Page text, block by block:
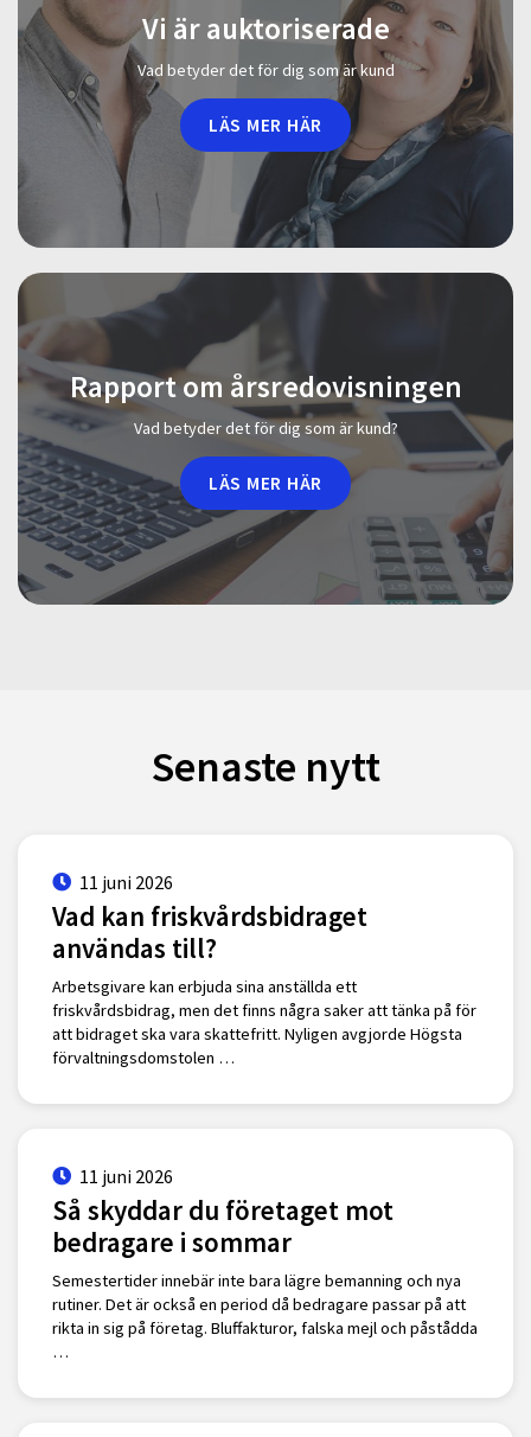
Vi är auktoriserade
Vad betyder det för dig som är kund
LÄS MER HÄR
Rapport om årsredovisningen
Vad betyder det för dig som är kund?
LÄS MER HÄR
Senaste nytt
11 juni 2026
Vad kan friskvårdsbidraget
användas till?
Arbetsgivare kan erbjuda sina anställda ett
friskvårdsbidrag, men det finns några saker att tänka på för
att bidraget ska vara skattefritt. Nyligen avgjorde Högsta
förvaltningsdomstolen …
11 juni 2026
Så skyddar du företaget mot
bedragare i sommar
Semestertider innebär inte bara lägre bemanning och nya
rutiner. Det är också en period då bedragare passar på att
rikta in sig på företag. Bluffakturor, falska mejl och påstådda
…